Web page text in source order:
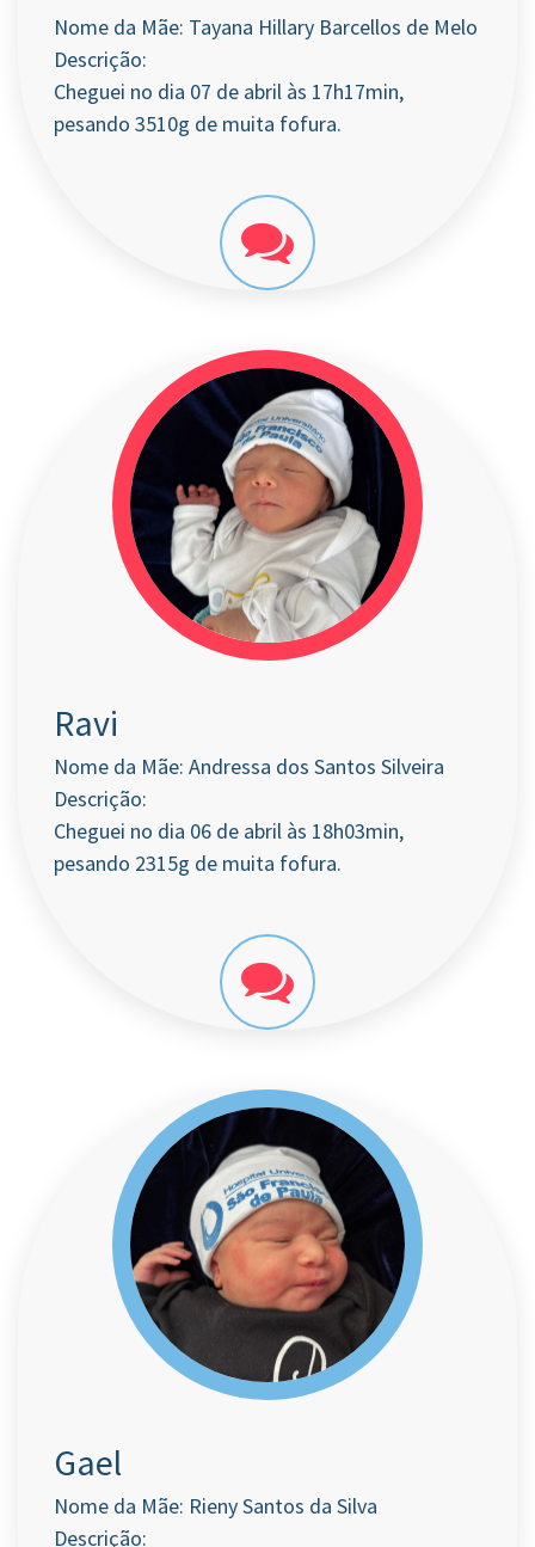
Nome da Mãe: Tayana Hillary Barcellos de Melo
Descrição:
Cheguei no dia 07 de abril às 17h17min,
pesando 3510g de muita fofura.
Ravi
Nome da Mãe: Andressa dos Santos Silveira
Descrição:
Cheguei no dia 06 de abril às 18h03min,
pesando 2315g de muita fofura.
Gael
Nome da Mãe: Rieny Santos da Silva
Descrição: